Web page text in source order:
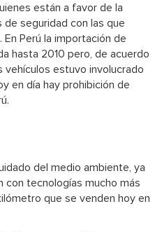
están a favor de la
seguridad con las que
Perú la importación de
hasta 2010 pero, de acuerdo
estuvo involucrado
en día hay prohibición de
del medio ambiente, ya
con tecnologías mucho más
que se venden hoy en